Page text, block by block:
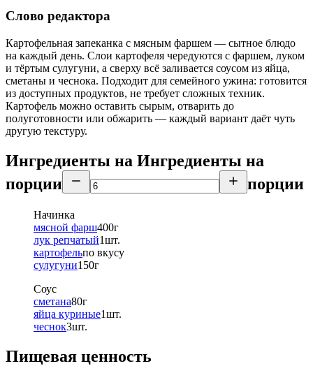
Слово редактора
Картофельная запеканка с мясным фаршем — сытное блюдо
на каждый день. Слои картофеля чередуются с фаршем, луком
и тёртым сулугуни, а сверху всё заливается соусом из яйца,
сметаны и чеснока. Подходит для семейного ужина: готовится
из доступных продуктов, не требует сложных техник.
Картофель можно оставить сырым, отварить до
полуготовности или обжарить — каждый вариант даёт чуть
другую текстуру.
Ингредиенты на Ингредиенты на
порции
порции
Начинка
мясной фарш400г
лук репчатый1шт.
картофельпо вкусу
сулугуни150г
Соус
сметана80г
яйца куриные1шт.
чеснок3шт.
Пищевая ценность